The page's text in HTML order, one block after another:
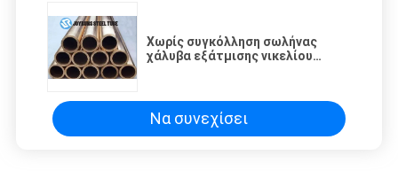
Χωρίς συγκόλληση σωλήνας
χάλυβα εξάτμισης νικελίου
19.05*1.65MM
Να συνεχίσει